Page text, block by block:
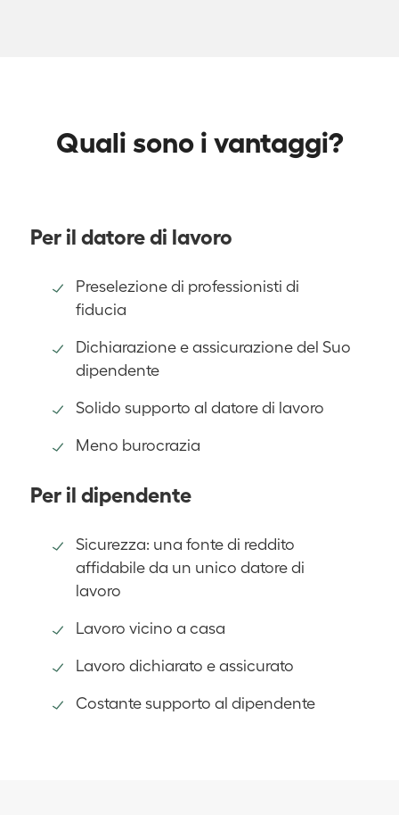
Quali sono i vantaggi?
Per il datore di lavoro
Preselezione di professionisti di
fiducia
Dichiarazione e assicurazione del Suo
dipendente
Solido supporto al datore di lavoro
Meno burocrazia
Per il dipendente
Sicurezza: una fonte di reddito
affidabile da un unico datore di
lavoro
Lavoro vicino a casa
Lavoro dichiarato e assicurato
Costante supporto al dipendente